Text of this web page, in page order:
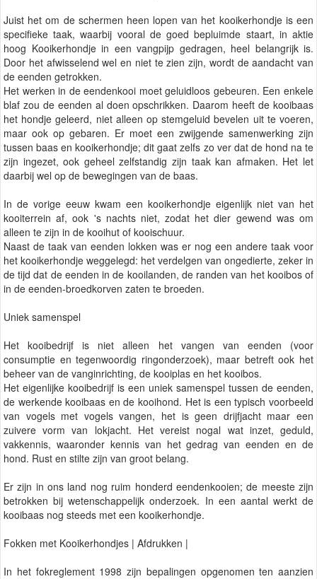
Juist het om de schermen heen lopen van het kooikerhondje is een
specifieke taak, waarbij vooral de goed bepluimde staart, in aktie
hoog Kooikerhondje in een vangpijp gedragen, heel belangrijk is.
Door het afwisselend wel en niet te zien zijn, wordt de aandacht van
de eenden getrokken.
Het werken in de eendenkooi moet geluidloos gebeuren. Een enkele
blaf zou de eenden al doen opschrikken. Daarom heeft de kooibaas
het hondje geleerd, niet alleen op stemgeluid bevelen uit te voeren,
maar ook op gebaren. Er moet een zwijgende samenwerking zijn
tussen baas en kooikerhondje; dit gaat zelfs zo ver dat de hond na te
zijn ingezet, ook geheel zelfstandig zijn taak kan afmaken. Het let
daarbij wel op de bewegingen van de baas.
In de vorige eeuw kwam een kooikerhondje eigenlijk niet van het
kooiterrein af, ook 's nachts niet, zodat het dier gewend was om
alleen te zijn in de kooihut of kooischuur.
Naast de taak van eenden lokken was er nog een andere taak voor
het kooikerhondje weggelegd: het verdelgen van ongedierte, zeker in
de tijd dat de eenden in de kooilanden, de randen van het kooibos of
in de eenden-broedkorven zaten te broeden.
Uniek samenspel
Het kooibedrijf is niet alleen het vangen van eenden (voor
consumptie en tegenwoordig ringonderzoek), maar betreft ook het
beheer van de vanginrichting, de kooiplas en het kooibos.
Het eigenlijke kooibedrijf is een uniek samenspel tussen de eenden,
de werkende kooibaas en de kooihond. Het is een typisch voorbeeld
van vogels met vogels vangen, het is geen drijfjacht maar een
zuivere vorm van lokjacht. Het vereist nogal wat inzet, geduld,
vakkennis, waaronder kennis van het gedrag van eenden en de
hond. Rust en stilte zijn van groot belang.
Er zijn in ons land nog ruim honderd eendenkooien; de meeste zijn
betrokken bij wetenschappelijk onderzoek. In een aantal werkt de
kooibaas nog steeds met een kooikerhondje.
Fokken met Kooikerhondjes | Afdrukken |
In het fokreglement 1998 zijn bepalingen opgenomen ten aanzien